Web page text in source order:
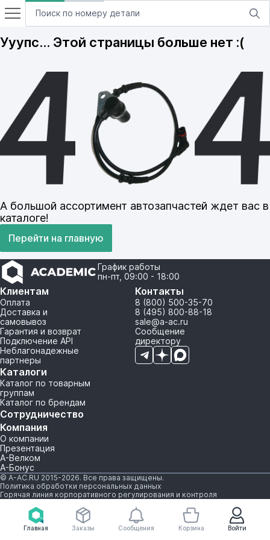
Главная Войти
Заказы Сообщения Корзина
Ууупс… Этой страницы больше нет :(
А большой ассортимент автозапчастей ждет вас в
каталоге!
Перейти на главную
График работы
пн-пт, 09:00 - 18:00
Клиентам
Оплата
Доставка и
самовывоз
Гарантия и возврат
Подключение API
Неблагонадежные
партнеры
Каталоги
Каталог по товарным
группам
Каталог по брендам
Сотрудничество
Компания
О компании
Презентация
А-Велком
А-Бонус
Контакты
8 (800) 500-35-70
8 (495) 800-88-18
sale@a-ac.ru
Сообщение
директору
© A-AC.RU 2015-2026. Все права защищены.
Политика обработки персональных данных
Горячая линия корпоративного регулирования и контроля